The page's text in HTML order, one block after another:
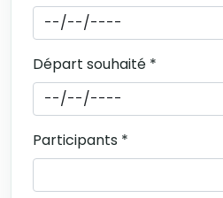
Départ souhaité *
Participants *